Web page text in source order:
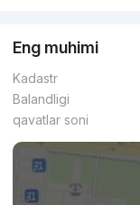
Eng muhimi
Kadastr
Balandligi
qavatlar soni